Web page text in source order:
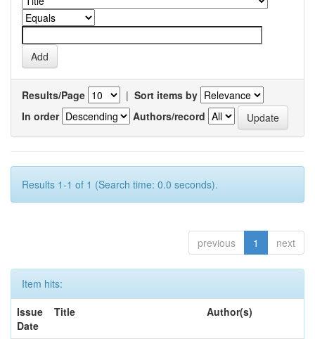
Results/Page | Sort items by
In order
Authors/record
Results 1-1 of 1 (Search time: 0.0 seconds).
previous 1 next
Item hits:
Issue
Date
Title Author(s)